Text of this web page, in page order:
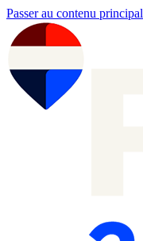
Passer au contenu principal